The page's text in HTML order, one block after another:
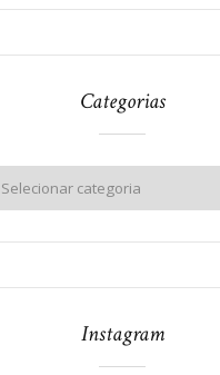
Categorias
Instagram